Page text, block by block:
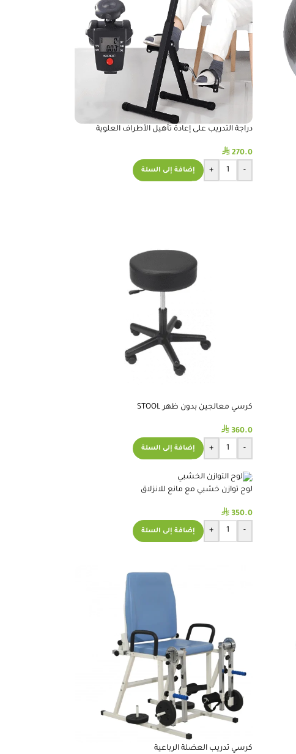
دراجة التدريب على إعادة تأهيل الأطراف العلوية
⃁270.0
-
+ إضافة إلى السلة
كرسي معالجين بدون ظهر STOOL
⃁360.0
-
+ إضافة إلى السلة
لوح توازن خشبي مع مانع للانزلاق
⃁350.0
-
+ إضافة إلى السلة
كرسي تدريب العضلة الرباعية